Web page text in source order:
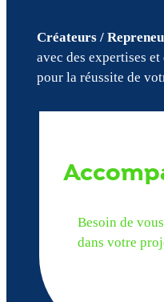
Créateurs /
avec des expertises
pour la réussite de
Besoin de
dans votre